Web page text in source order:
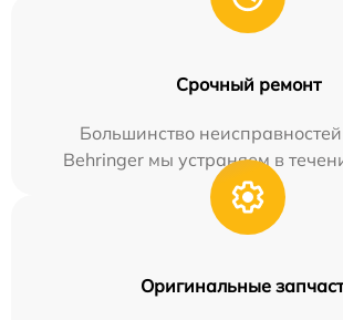
Срочный ремонт
Большинство
Behringer мы устраняем в
Оригинальные